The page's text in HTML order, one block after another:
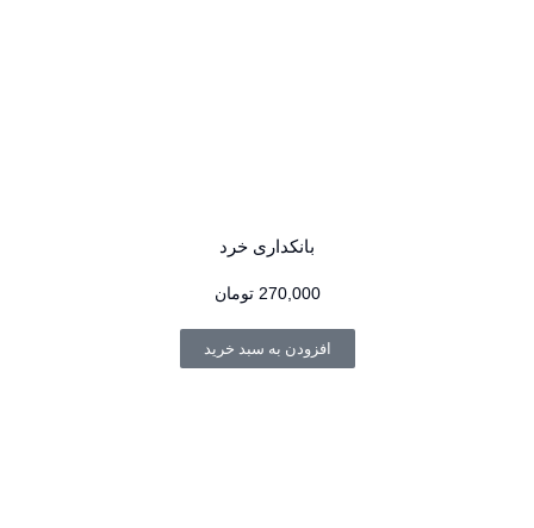
بانکداری خرد
270,000 تومان
افزودن به سبد خرید